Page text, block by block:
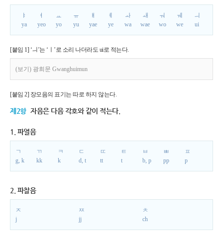
ㅑ
ya
ㅕ
yeo
ㅛ
yo
ㅠ
yu
ㅒ
yae
ㅖ
ye
ㅘ
wa
ㅙ
wae
ㅝ
wo
ㅞ
we
ㅢ
ui
[붙임 1] ‘ㅢ’는 ‘ㅣ’로 소리 나더라도 ui로 적는다.
(보기) 광희문 Gwanghuimun
[붙임 2] 장모음의 표기는 따로 하지 않는다.
제2항 자음은 다음 각호와 같이 적는다.
1. 파열음
ㄱ
g, k
ㄲ
kk
ㅋ
k
ㄷ
d, t
ㄸ
tt
ㅌ
t
ㅂ
b, p
ㅃ
pp
ㅍ
p
2. 파찰음
ㅈ
j
ㅉ
jj
ㅊ
ch